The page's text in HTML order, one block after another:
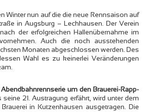
Winter nun auf die die neue Rennsaison auf
in Augsburg – Lechhausen. Der Verein
der erfolgreichen Hallenübernahme im
Auch die noch ausstehenden
Monaten abgeschlossen werden. Des
Wahl es zu keinerlei Veränderungen
Abendbahnrennserie um den Brauerei-Rapp-
21. Austragung erfährt, wird unter dem
in Kutzenhausen ausgetragen. Die